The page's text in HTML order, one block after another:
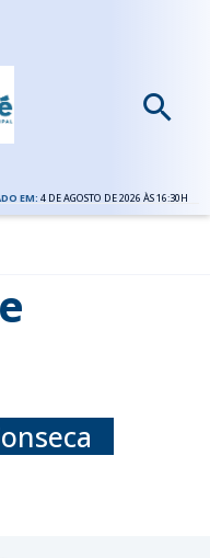
EM: 4 DE AGOSTO DE 2026 ÀS 16:30H